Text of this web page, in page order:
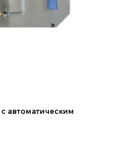
автоматическим